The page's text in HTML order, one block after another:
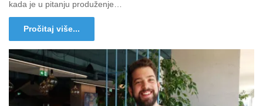
kada je u pitanju produženje…
Pročitaj više...